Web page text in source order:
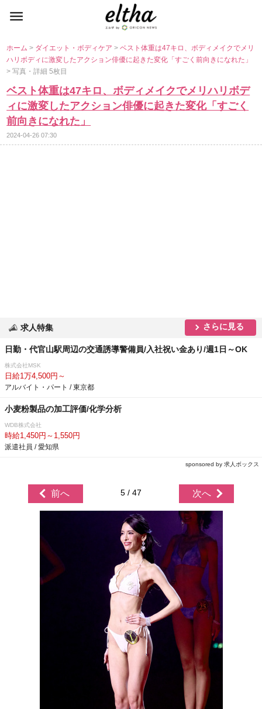
ホーム> ダイエット・ボディケア>ベスト体重は47キロ、ボディメイクでメリ
ハリボディに激変したアクション俳優に起きた変化「すごく前向きになれた」
> 写真・詳細 5枚目
ベスト体重は47キロ、ボディメイクでメリハリボデ
ィに激変したアクション俳優に起きた変化「すごく
前向きになれた」
2024-04-26 07:30
求人特集 さらに見る
日勤・代官山駅周辺の交通誘導警備員/入社祝い金あり/週1日～OK
株式会社MSK
日給1万4,500円～
アルバイト・パート / 東京都
小麦粉製品の加工評価/化学分析
WDB株式会社
時給1,450円～1,550円
派遣社員 / 愛知県
sponsored by 求人ボックス
前へ 5 / 47 次へ